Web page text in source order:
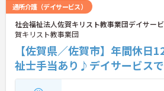
通所介護（デイサービス）
社会福祉法人佐賀キリスト教事業団デイサー
賀キリスト教事業団
【佐賀県／佐賀市】年間休日
祉士手当あり♪デイサービス